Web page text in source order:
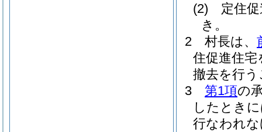
(2)
定住
き。
2
村長は、
住促進住
撤去を行
3
第1項の
したとき
行なわれ